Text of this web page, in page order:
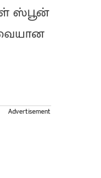
ஸ்பூன்
Advertisement